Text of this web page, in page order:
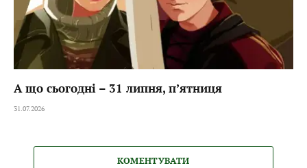
А що сьогодні – 31 липня, пʼятниця
31.07.2026
КОМЕНТУВАТИ